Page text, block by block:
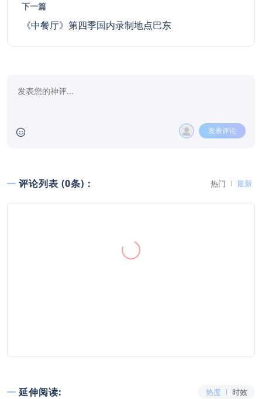
下一篇
《中餐厅》第四季国内录制地点巴东
发表评论
评论列表 (0条)： 热门 最新
延伸阅读: 热度 时效